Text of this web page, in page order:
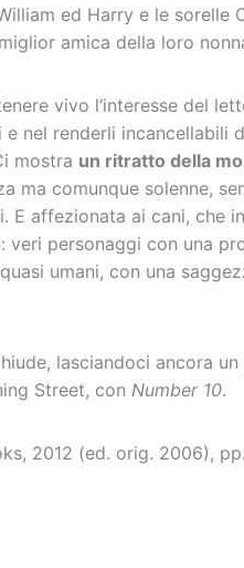
ed Harry e le sorelle
amica della loro
vivo l’interesse del
nel renderli incancellabili
mostra un ritratto della
ma comunque solenne,
E affezionata ai cani, che
personaggi con una
umani, con una
lasciandoci ancora un
Street, con Number 10.
2012 (ed. orig. 2006),